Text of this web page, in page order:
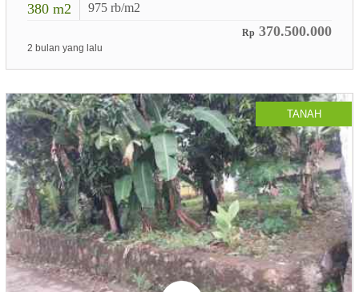
380 m2 975 rb/m2
Rp 370.500.000
2 bulan yang lalu
TANAH